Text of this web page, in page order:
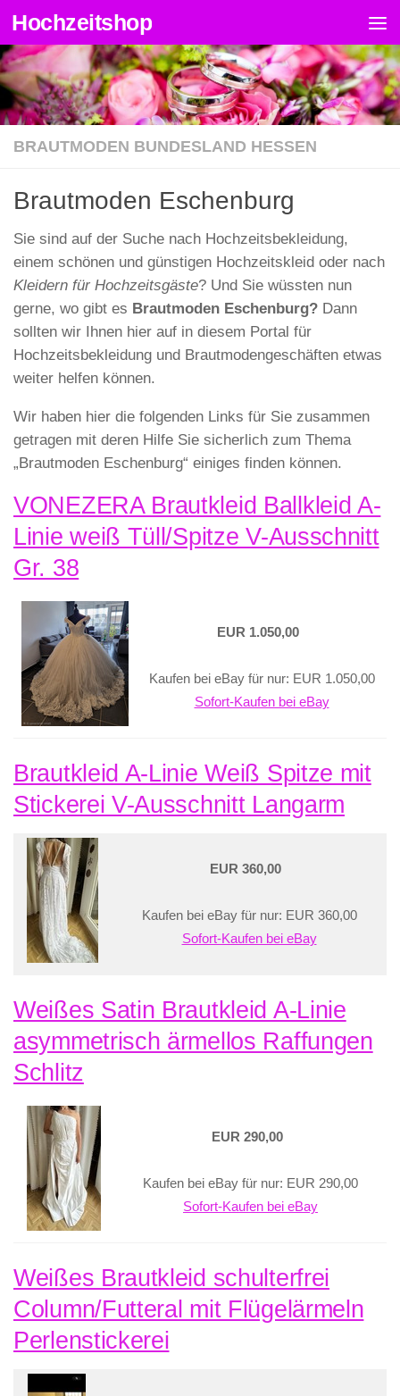
Zum Inhalt springen
Hochzeitshop
BRAUTMODEN BUNDESLAND HESSEN
Brautmoden Eschenburg
Sie sind auf der Suche nach Hochzeitsbekleidung,
einem schönen und günstigen Hochzeitskleid oder nach
Kleidern für Hochzeitsgäste? Und Sie wüssten nun
gerne, wo gibt es Brautmoden Eschenburg? Dann
sollten wir Ihnen hier auf in diesem Portal für
Hochzeitsbekleidung und Brautmodengeschäften etwas
weiter helfen können.
Wir haben hier die folgenden Links für Sie zusammen
getragen mit deren Hilfe Sie sicherlich zum Thema
„Brautmoden Eschenburg“ einiges finden können.
VONEZERA Brautkleid Ballkleid A-
Linie weiß Tüll/Spitze V-Ausschnitt
Gr. 38
EUR 1.050,00
Kaufen bei eBay für nur: EUR 1.050,00
Sofort-Kaufen bei eBay
Brautkleid A-Linie Weiß Spitze mit
Stickerei V-Ausschnitt Langarm
EUR 360,00
Kaufen bei eBay für nur: EUR 360,00
Sofort-Kaufen bei eBay
Weißes Satin Brautkleid A-Linie
asymmetrisch ärmellos Raffungen
Schlitz
EUR 290,00
Kaufen bei eBay für nur: EUR 290,00
Sofort-Kaufen bei eBay
Weißes Brautkleid schulterfrei
Column/Futteral mit Flügelärmeln
Perlenstickerei